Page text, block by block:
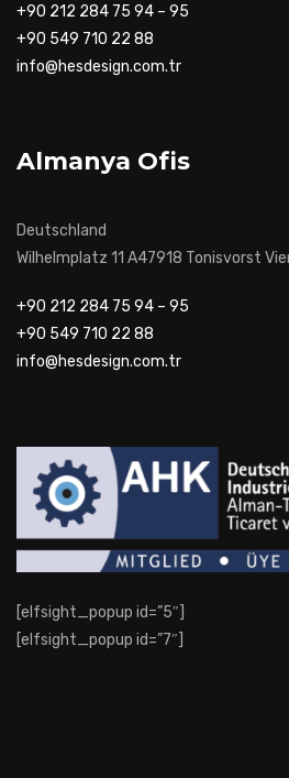
+90 212 284 75 94 – 95
+90 549 710 22 88
info@hesdesign.com.tr
Almanya Ofis
Deutschland
Wilhelmplatz 11 A47918 Tonisvorst
+90 212 284 75 94 – 95
+90 549 710 22 88
info@hesdesign.com.tr
[elfsight_popup id=”5″]
[elfsight_popup id=”7″]